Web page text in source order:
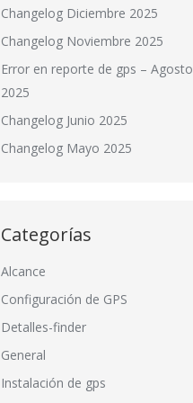
Changelog Diciembre 2025
Changelog Noviembre 2025
Error en reporte de gps – Agosto
2025
Changelog Junio 2025
Changelog Mayo 2025
Categorías
Alcance
Configuración de GPS
Detalles-finder
General
Instalación de gps